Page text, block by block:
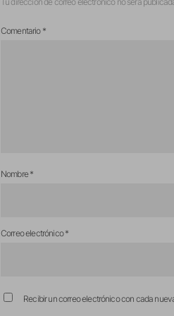
Comentario *
Nombre*
Correo electrónico*
Recibir un correo electrónico con cada